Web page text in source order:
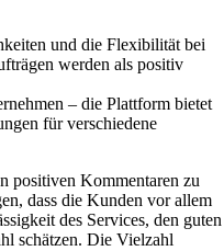
und die Flexibilität bei
werden als positiv
– die Plattform bietet
für verschiedene
positiven Kommentaren zu
dass die Kunden vor allem
des Services, den guten
schätzen. Die Vielzahl